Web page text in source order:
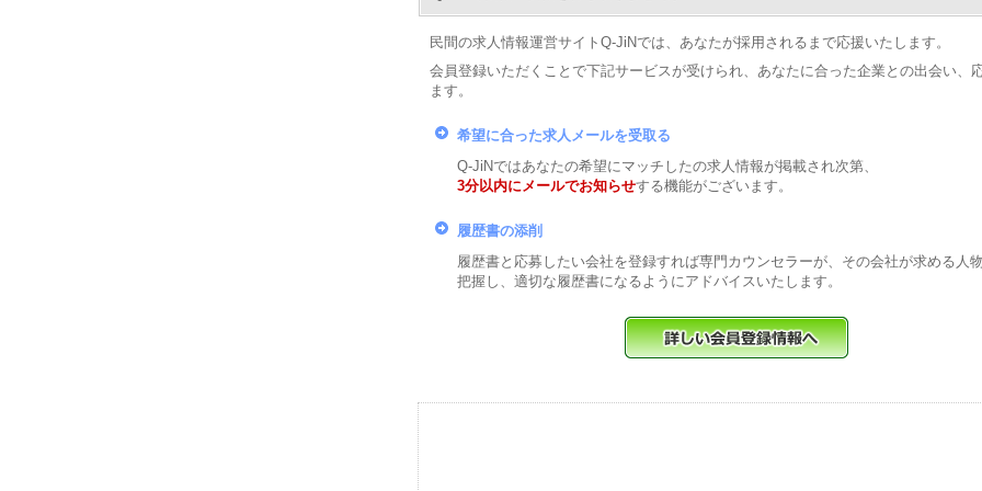
民間の求人情報運営サイトQ-JiNでは、あなたが採用されるまで応援いたします。
会員登録いただくことで下記サービスが受けられ、あなたに合った企業との出会い、
ます。
希望に合った求人メールを受取る
Q-JiNではあなたの希望にマッチしたの求人情報が掲載され次第、
3分以内にメールでお知らせする機能がございます。
履歴書の添削
履歴書と応募したい会社を登録すれば専門カウンセラーが、その会社が求める人
把握し、適切な履歴書になるようにアドバイスいたします。